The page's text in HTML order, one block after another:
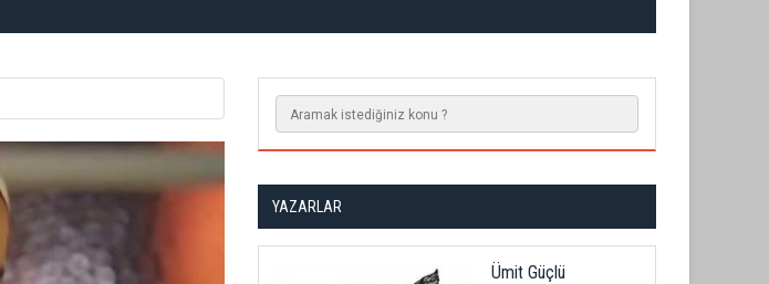
YAZARLAR
Ümit Güçlü